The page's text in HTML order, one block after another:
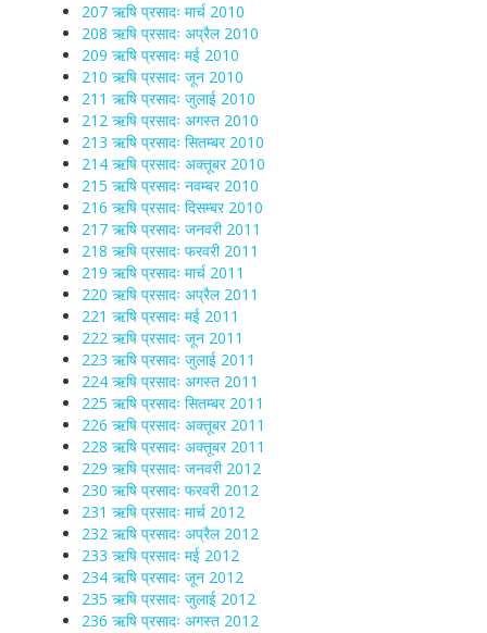
207 ऋषि प्रसादः मार्च 2010
208 ऋषि प्रसादः अप्रैल 2010
209 ऋषि प्रसादः मई 2010
210 ऋषि प्रसादः जून 2010
211 ऋषि प्रसादः जुलाई 2010
212 ऋषि प्रसादः अगस्त 2010
213 ऋषि प्रसादः सितम्बर 2010
214 ऋषि प्रसादः अक्तूबर 2010
215 ऋषि प्रसादः नवम्बर 2010
216 ऋषि प्रसादः दिसम्बर 2010
217 ऋषि प्रसादः जनवरी 2011
218 ऋषि प्रसादः फरवरी 2011
219 ऋषि प्रसादः मार्च 2011
220 ऋषि प्रसादः अप्रैल 2011
221 ऋषि प्रसादः मई 2011
222 ऋषि प्रसादः जून 2011
223 ऋषि प्रसादः जुलाई 2011
224 ऋषि प्रसादः अगस्त 2011
225 ऋषि प्रसादः सितम्बर 2011
226 ऋषि प्रसादः अक्तूबर 2011
228 ऋषि प्रसादः अक्तूबर 2011
229 ऋषि प्रसादः जनवरी 2012
230 ऋषि प्रसादः फरवरी 2012
231 ऋषि प्रसादः मार्च 2012
232 ऋषि प्रसादः अप्रैल 2012
233 ऋषि प्रसादः मई 2012
234 ऋषि प्रसादः जून 2012
235 ऋषि प्रसादः जुलाई 2012
236 ऋषि प्रसादः अगस्त 2012